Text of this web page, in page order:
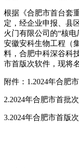
根据《合肥市首台套
定，经企业申报、县
火门有限公司的“核
安徽安科生物工程（
料，合肥中科深谷科
市首版次软件，现将
附件：1.2024年合肥
2.2024年合肥市首批
3.2024年合肥市首版